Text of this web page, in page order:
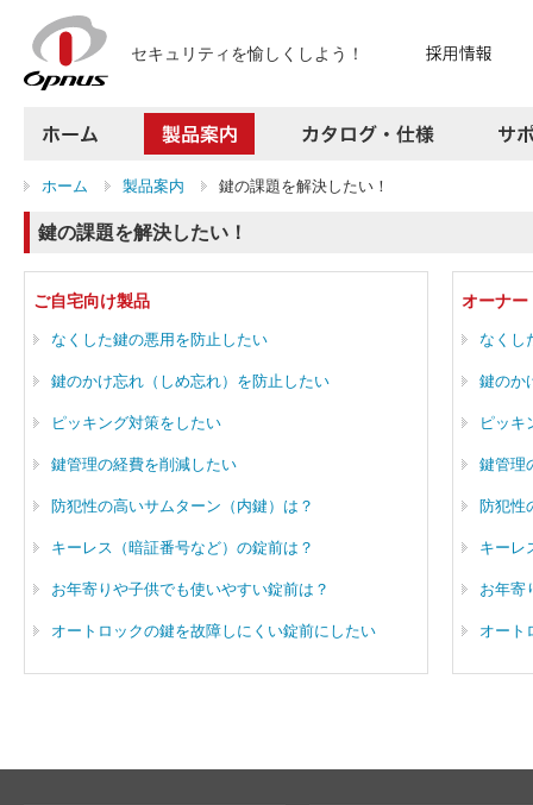
セキュリティを愉しくしよう！
製品案内
カタログ・仕様
よくある質問
お問い合わせ
プレスリリース
会社案内
サイトマップ
ホーム 製品案内 鍵の課題を解決したい！
鍵の課題を解決したい！
ご自宅向け製品
なくした鍵の悪用を防止したい
鍵のかけ忘れ（しめ忘れ）を防止したい
ピッキング対策をしたい
鍵管理の経費を削減したい
防犯性の高いサムターン（内鍵）は？
キーレス（暗証番号など）の錠前は？
お年寄りや子供でも使いやすい錠前は？
オートロックの鍵を故障しにくい錠前にしたい
オーナー
なくし
鍵のか
ピッキ
鍵管理
防犯性
キーレ
お年寄
オート